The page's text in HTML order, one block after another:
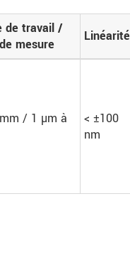
de travail /
mesure
Linéarité
/ 1 µm à
< ±100
nm